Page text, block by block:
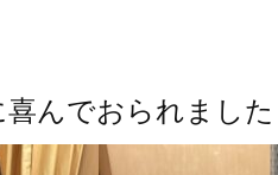
んでおられまし